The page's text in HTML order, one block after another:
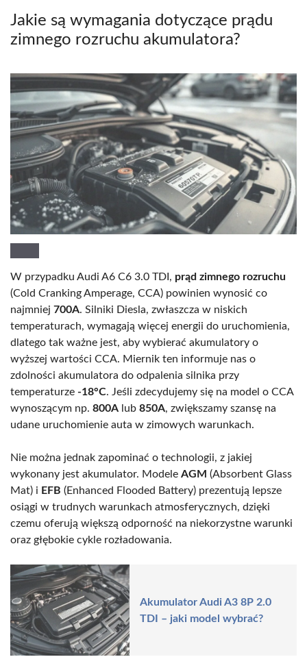
Jakie są wymagania dotyczące prądu
zimnego rozruchu akumulatora?
W przypadku Audi A6 C6 3.0 TDI, prąd zimnego rozruchu
(Cold Cranking Amperage, CCA) powinien wynosić co
najmniej 700A. Silniki Diesla, zwłaszcza w niskich
temperaturach, wymagają więcej energii do uruchomienia,
dlatego tak ważne jest, aby wybierać akumulatory o
wyższej wartości CCA. Miernik ten informuje nas o
zdolności akumulatora do odpalenia silnika przy
temperaturze -18°C. Jeśli zdecydujemy się na model o CCA
wynoszącym np. 800A lub 850A, zwiększamy szansę na
udane uruchomienie auta w zimowych warunkach.
Nie można jednak zapominać o technologii, z jakiej
wykonany jest akumulator. Modele AGM (Absorbent Glass
Mat) i EFB (Enhanced Flooded Battery) prezentują lepsze
osiągi w trudnych warunkach atmosferycznych, dzięki
czemu oferują większą odporność na niekorzystne warunki
oraz głębokie cykle rozładowania.
Akumulator Audi A3 8P 2.0
TDI – jaki model wybrać?